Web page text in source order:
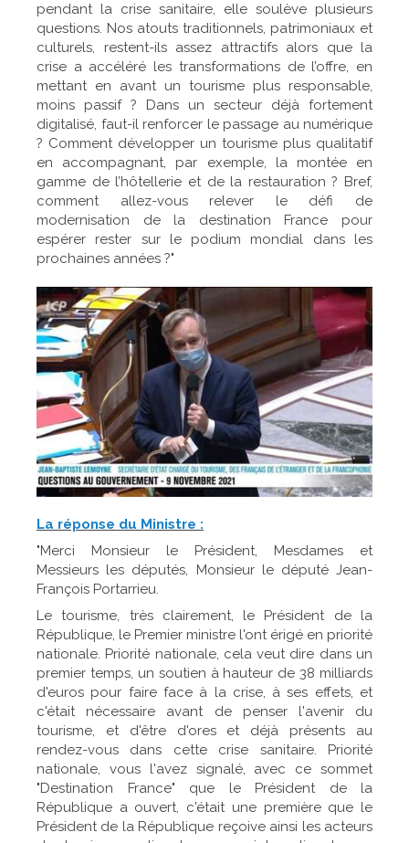
pendant la crise sanitaire, elle soulève plusieurs
questions. Nos atouts traditionnels, patrimoniaux et
culturels, restent-ils assez attractifs alors que la
crise a accéléré les transformations de l’offre, en
mettant en avant un tourisme plus responsable,
moins passif ? Dans un secteur déjà fortement
digitalisé, faut-il renforcer le passage au numérique
? Comment développer un tourisme plus qualitatif
en accompagnant, par exemple, la montée en
gamme de l’hôtellerie et de la restauration ? Bref,
comment allez-vous relever le défi de
modernisation de la destination France pour
espérer rester sur le podium mondial dans les
prochaines années ?"
La réponse du Ministre :
"Merci Monsieur le Président, Mesdames et
Messieurs les députés, Monsieur le député Jean-
François Portarrieu.
Le tourisme, très clairement, le Président de la
République, le Premier ministre l'ont érigé en priorité
nationale. Priorité nationale, cela veut dire dans un
premier temps, un soutien à hauteur de 38 milliards
d'euros pour faire face à la crise, à ses effets, et
c'était nécessaire avant de penser l'avenir du
tourisme, et d'être d'ores et déjà présents au
rendez-vous dans cette crise sanitaire. Priorité
nationale, vous l'avez signalé, avec ce sommet
"Destination France" que le Président de la
République a ouvert, c'était une première que le
Président de la République reçoive ainsi les acteurs